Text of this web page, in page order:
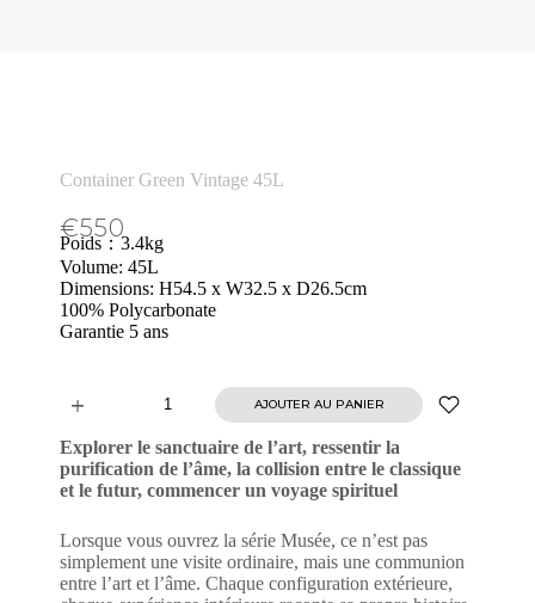
Container Green Vintage 45L
€550
Poids：3.4kg
Volume: 45L
Dimensions: H54.5 x W32.5 x D26.5cm
100% Polycarbonate
Garantie 5 ans
AJOUTER AU PANIER
l
t
e
r
a
t
i
Explorer le sanctuaire de l’art, ressentir la
purification de l’âme, la collision entre le classique
et le futur, commencer un voyage spirituel
Lorsque vous ouvrez la série Musée, ce n’est pas
simplement une visite ordinaire, mais une communion
entre l’art et l’âme. Chaque configuration extérieure,